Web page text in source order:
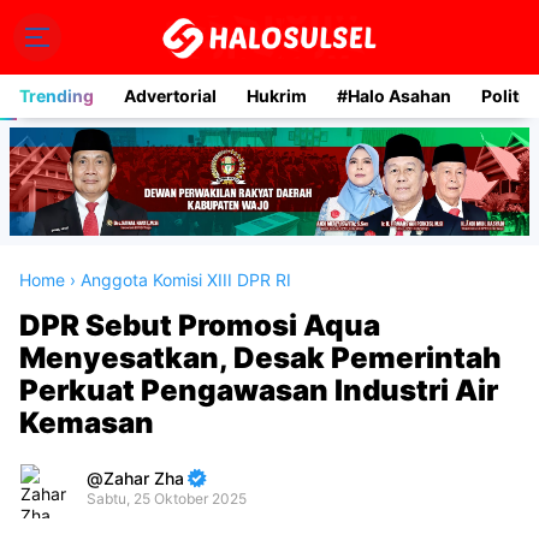
Trending Advertorial Hukrim #Halo Asahan Politik
Home › Anggota Komisi XIII DPR RI
DPR Sebut Promosi Aqua
Menyesatkan, Desak Pemerintah
Perkuat Pengawasan Industri Air
Kemasan
Zahar Zha
Sabtu, 25 Oktober 2025